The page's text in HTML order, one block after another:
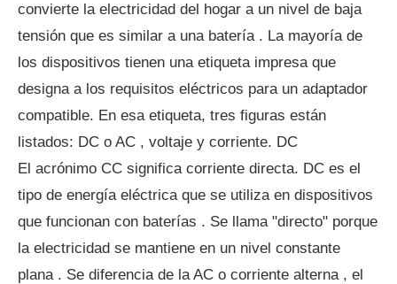
convierte la electricidad del hogar a un nivel de baja
tensión que es similar a una batería . La mayoría de
los dispositivos tienen una etiqueta impresa que
designa a los requisitos eléctricos para un adaptador
compatible. En esa etiqueta, tres figuras están
listados: DC o AC , voltaje y corriente. DC
El acrónimo CC significa corriente directa. DC es el
tipo de energía eléctrica que se utiliza en dispositivos
que funcionan con baterías . Se llama "directo" porque
la electricidad se mantiene en un nivel constante
plana . Se diferencia de la AC o corriente alterna , el